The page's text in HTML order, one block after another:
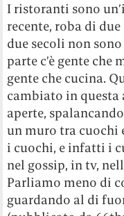
I ristoranti sono
recente, roba di
due secoli non
parte c’è gente che
gente che cucina.
cambiato in questa
aperte,
un muro tra cuochi
i cuochi, e infatti i
nel gossip, in tv,
Parliamo meno di
guardando al di